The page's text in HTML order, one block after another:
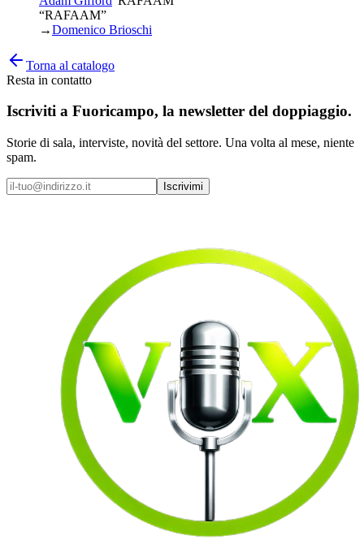
“RAFAAM”
→Domenico Brioschi
Torna al catalogo
Resta in contatto
Iscriviti a Fuoricampo, la newsletter del doppiaggio.
Storie di sala, interviste, novità del settore. Una volta al mese, niente
spam.
Iscrivimi